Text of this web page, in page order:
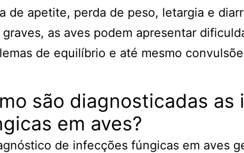
de apetite, perda de peso, letargia e
graves, as aves podem apresentar
de equilíbrio e até mesmo
são diagnosticadas as
em aves?
de infecções fúngicas em aves